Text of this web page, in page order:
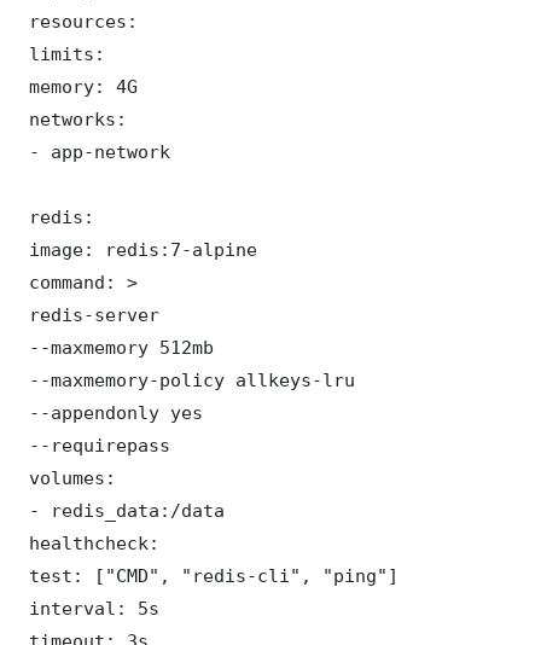
resources:
limits:
memory: 4G
networks:
- app-network
redis:
image: redis:7-alpine
command: >
redis-server
--maxmemory 512mb
--maxmemory-policy allkeys-lru
--appendonly yes
--requirepass
volumes:
- redis_data:/data
healthcheck:
test: ["CMD", "redis-cli", "ping"]
interval: 5s
timeout: 3s